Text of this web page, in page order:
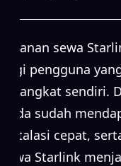
Layanan sewa
bagi pengguna
perangkat sendiri.
Anda sudah
instalasi cepat,
Sewa Starlink